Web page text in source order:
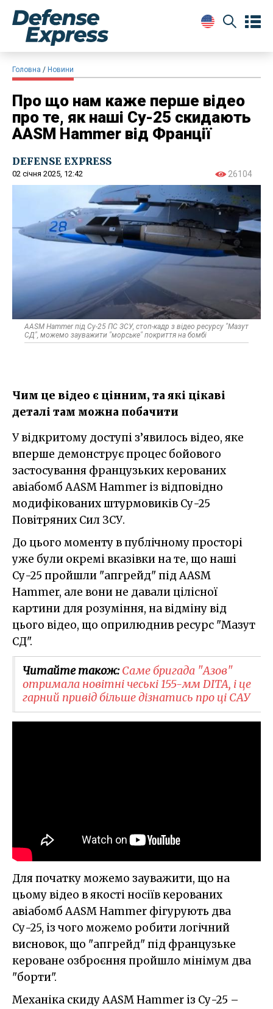
Головна Новини
Про що нам каже перше відео
про те, як наші Су-25 скидають
AASM Hammer від Франції
DEFENSE EXPRESS
02 січня 2025, 12:42 26104
AASM Hammer під Су-25 ПС ЗСУ, стоп-кадр з відео ресурсу "Мазут
СД", можемо зауважити "морське" покриття на бомбі
Чим це відео є цінним, та які цікаві
деталі там можна побачити
У відкритому доступі з’явилось відео, яке
вперше демонструє процес бойового
застосування французьких керованих
авіабомб AASM Hammer із відповідно
модифікованих штурмовиків Су-25
Повітряних Сил ЗСУ.
До цього моменту в публічному просторі
уже були окремі вказівки на те, що наші
Су-25 пройшли "апгрейд" під AASM
Hammer, але вони не давали цілісної
картини для розуміння, на відміну від
цього відео, що оприлюднив ресурс "Мазут
СД".
Читайте також:Саме бригада "Азов"
отримала новітні чеські 155-мм DITA, і це
гарний привід більше дізнатись про ці САУ
Для початку можемо зауважити, що на
цьому відео в якості носіїв керованих
авіабомб AASM Hammer фігурують два
Су-25, із чого можемо робити логічний
висновок, що "апгрейд" під французьке
кероване озброєння пройшло мінімум два
"борти".
Механіка скиду AASM Hammer із Су-25 –